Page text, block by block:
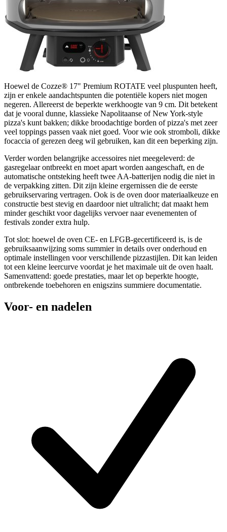
Hoewel de Cozze® 17" Premium ROTATE veel pluspunten heeft,
zijn er enkele aandachtspunten die potentiële kopers niet mogen
negeren. Allereerst de beperkte werkhoogte van 9 cm. Dit betekent
dat je vooral dunne, klassieke Napolitaanse of New York-style
pizza's kunt bakken; dikke broodachtige borden of pizza's met zeer
veel toppings passen vaak niet goed. Voor wie ook stromboli, dikke
focaccia of gerezen deeg wil gebruiken, kan dit een beperking zijn.
Verder worden belangrijke accessoires niet meegeleverd: de
gasregelaar ontbreekt en moet apart worden aangeschaft, en de
automatische ontsteking heeft twee AA-batterijen nodig die niet in
de verpakking zitten. Dit zijn kleine ergernissen die de eerste
gebruikservaring vertragen. Ook is de oven door materiaalkeuze en
constructie best stevig en daardoor niet ultralicht; dat maakt hem
minder geschikt voor dagelijks vervoer naar evenementen of
festivals zonder extra hulp.
Tot slot: hoewel de oven CE- en LFGB-gecertificeerd is, is de
gebruiksaanwijzing soms summier in details over onderhoud en
optimale instellingen voor verschillende pizzastijlen. Dit kan leiden
tot een kleine leercurve voordat je het maximale uit de oven haalt.
Samenvattend: goede prestaties, maar let op beperkte hoogte,
ontbrekende toebehoren en enigszins summiere documentatie.
Voor- en nadelen